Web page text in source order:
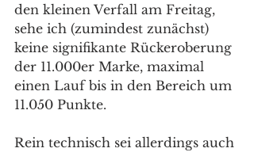
den kleinen Verfall am Freitag,
sehe ich (zumindest zunächst)
keine signifikante Rückeroberung
der 11.000er Marke, maximal
einen Lauf bis in den Bereich um
11.050 Punkte.
Rein technisch sei allerdings auch